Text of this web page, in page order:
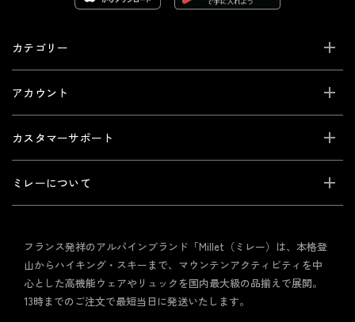
カテゴリー
アカウント
カスタマーサポート
ミレーについて
フランス発祥のアルパインブランド「Millet（ミレー）は、本格登
山からハイキング・スキーまで、マウンテンアクティビティを中
心とした高機能ウェアやリュックを国内最大級の品揃えで展開。
13時までのご注文で最短当日に発送いたします。